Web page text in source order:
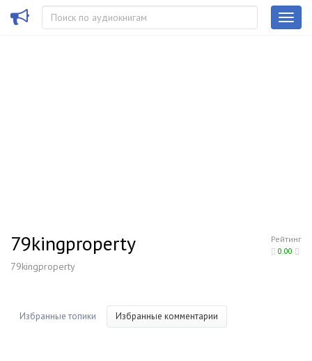
Рейтинг
0.00
79kingproperty
79kingproperty
Избранные топики Избранные комментарии